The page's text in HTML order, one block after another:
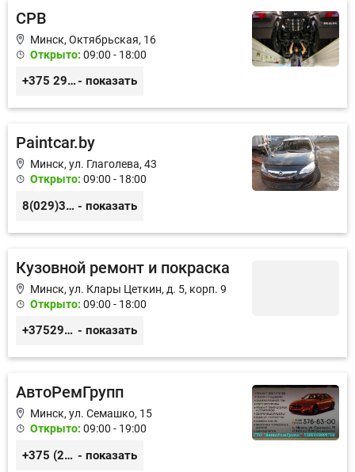
СРВ
Минск, Октябрьская, 16
Открыто: 09:00 - 18:00
+375 29 3999-006, +375 29 378-10-21- показать
Paintcar.by
Минск, ул. Глаголева, 43
Открыто: 09:00 - 18:00
8(029)372-44-44 8(033)372-44-44 - показать
Кузовной ремонт и покраска
Минск, ул. Клары Цеткин, д. 5, корп. 9
Открыто: 09:00 - 18:00
+375295568665 - показать
АвтоРемГрупп
Минск, ул. Семашко, 15
Открыто: 09:00 - 19:00
+375 (29) 376-83-00 - показать